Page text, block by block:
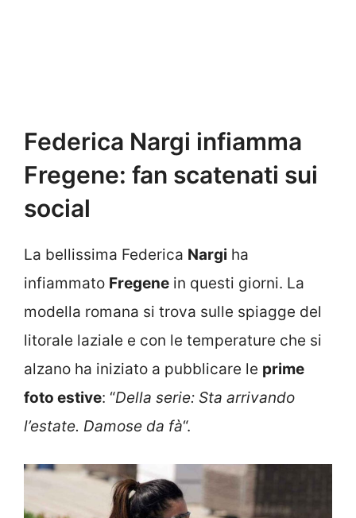
Federica Nargi infiamma
Fregene: fan scatenati sui
social
La bellissima Federica Nargi ha
infiammato Fregene in questi giorni. La
modella romana si trova sulle spiagge del
litorale laziale e con le temperature che si
alzano ha iniziato a pubblicare le prime
foto estive: “Della serie: Sta arrivando
l’estate. Damose da fà“.